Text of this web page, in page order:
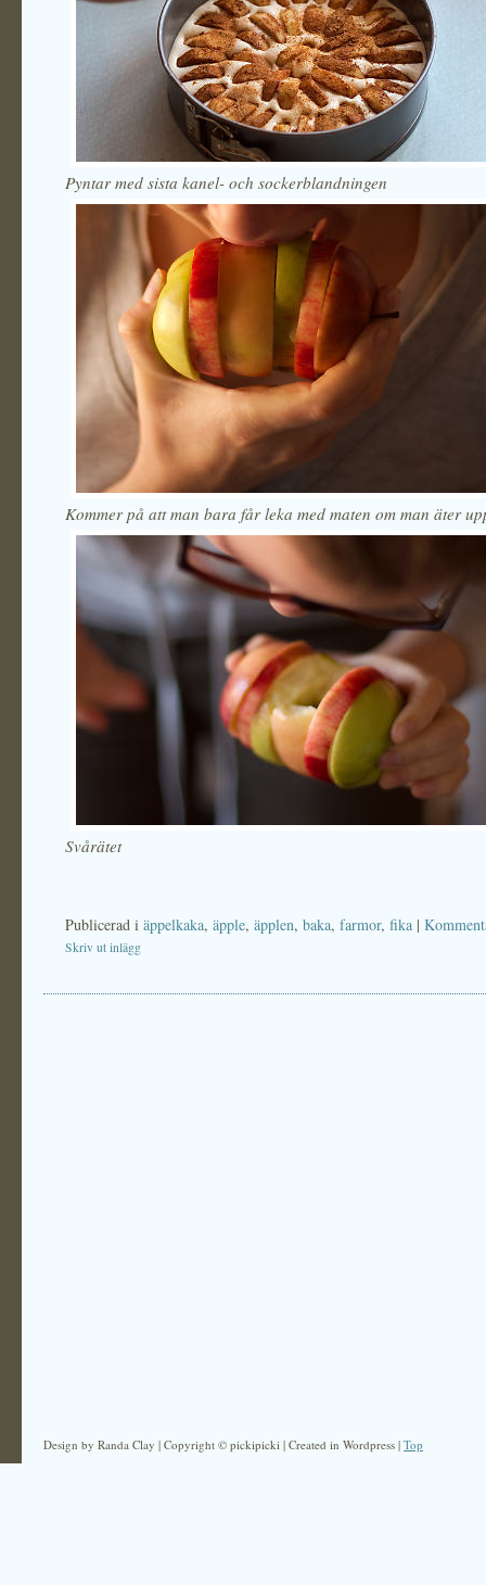
Pyntar med sista kanel- och sockerblandningen
Kommer på att man bara får leka med maten om man äter
Svårätet
Publicerad i äppelkaka, äpple, äpplen, baka, farmor, fika |
Skriv ut inlägg
Design by Randa Clay | Copyright © pickipicki | Created in Wordpress | Top